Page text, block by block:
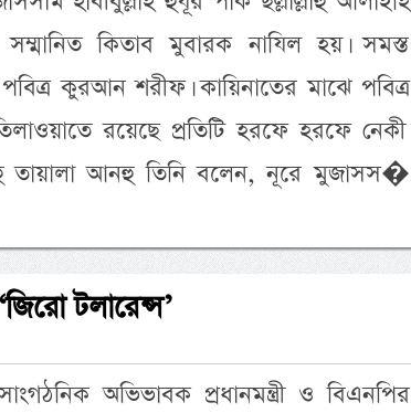
কিতাব মুবারক নাযিল হয়। সমস্ত
কুরআন শরীফ। কায়িনাতের মাঝে পবিত্র
রয়েছে প্রতিটি হরফে হরফে নেকী।
তায়ালা আনহু তিনি বলেন, নূরে মুজাসস�
টলারেন্স’
অভিভাবক প্রধানমন্ত্রী ও বিএনপির